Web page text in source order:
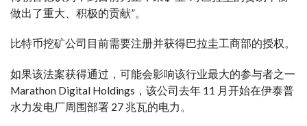
做出了重大、积极的贡献”。
比特币挖矿公司目前需要注册并获得巴拉圭工商部的授权。
如果该法案获得通过，可能会影响该行业最大的参与者之一
Marathon Digital Holdings，该公司去年 11 月开始在伊泰普
水力发电厂周围部署 27 兆瓦的电力。